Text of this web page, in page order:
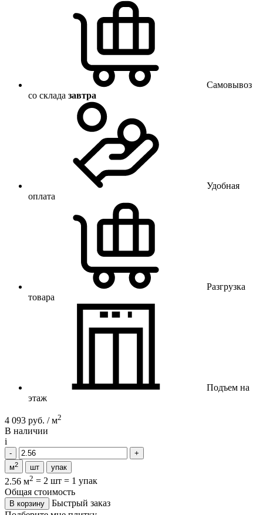
Самовывоз
со склада завтра
Удобная
оплата
Разгрузка
товара
Подъем на
этаж
4 093 руб. / м2
В наличии
i
м2 шт упак
2.56 м2 = 2 шт = 1 упак
Общая стоимость
В корзину
Быстрый заказ